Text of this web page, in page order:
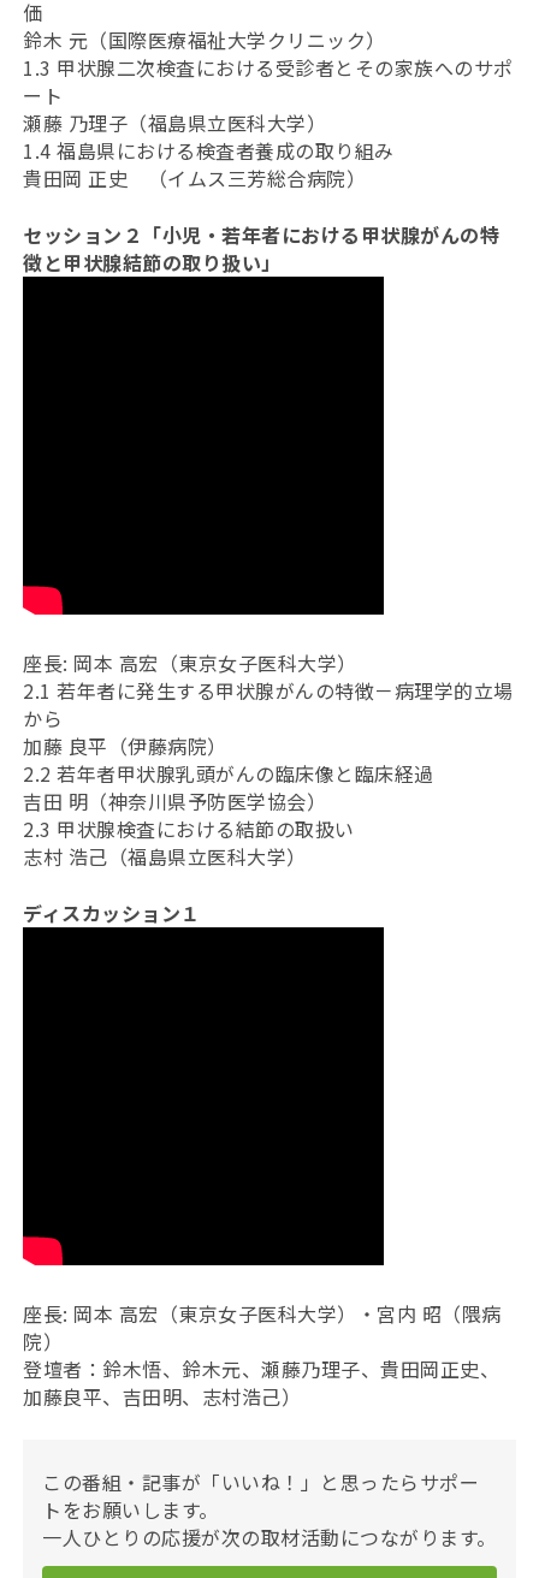
価
鈴木 元（国際医療福祉大学クリニック）
1.3 甲状腺二次検査における受診者とその家族へのサポ
ート
瀬藤 乃理子（福島県立医科大学）
1.4 福島県における検査者養成の取り組み
貴田岡 正史 （イムス三芳総合病院）
セッション２「小児・若年者における甲状腺がんの特
徴と甲状腺結節の取り扱い」
座長: 岡本 高宏（東京女子医科大学）
2.1 若年者に発生する甲状腺がんの特徴－病理学的立場
から
加藤 良平（伊藤病院）
2.2 若年者甲状腺乳頭がんの臨床像と臨床経過
吉田 明（神奈川県予防医学協会）
2.3 甲状腺検査における結節の取扱い
志村 浩己（福島県立医科大学）
ディスカッション１
座長: 岡本 高宏（東京女子医科大学）・宮内 昭（隈病
院）
登壇者：鈴木悟、鈴木元、瀬藤乃理子、貴田岡正史、
加藤良平、吉田明、志村浩己）
この番組・記事が「いいね！」と思ったらサポー
トをお願いします。
一人ひとりの応援が次の取材活動につながります。